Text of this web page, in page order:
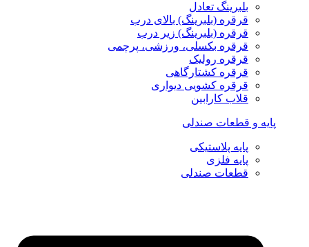
بلبرینگ تعادل
قرقره (بلبرینگ) بالای درب
قرقره (بلبرینگ) زیر درب
قرقره بکسلی، ورزشی، پرچمی
قرقره رولیک
قرقره کشتارگاهی
قرقره کشویی دیواری
قلاب کارابین
پایه و قطعات صندلی
پایه پلاستیکی
پایه فلزی
قطعات صندلی